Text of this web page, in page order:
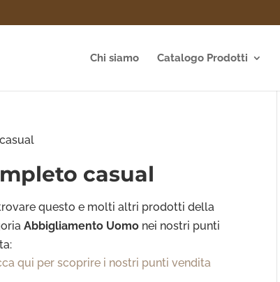
Chi siamo Catalogo Prodotti
casual
questo e molti altri prodotti della
Abbigliamento Uomo nei nostri punti
qui per scoprire i nostri punti vendita